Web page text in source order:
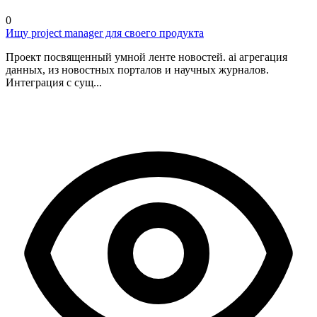
0
Ищу project manager для своего продукта
Проект посвященный умной ленте новостей. ai агрегация
данных, из новостных порталов и научных журналов.
Интеграция с сущ...